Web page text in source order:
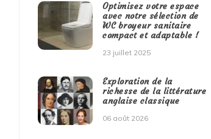
Optimisez votre espace
avec notre sélection de
WC broyeur sanitaire
compact et adaptable !
23 juillet 2025
Exploration de la
richesse de la littérature
anglaise classique
06 août 2026